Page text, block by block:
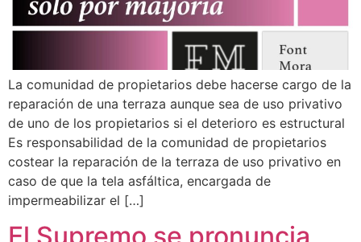
La comunidad de propietarios debe hacerse cargo de la
reparación de una terraza aunque sea de uso privativo
de uno de los propietarios si el deterioro es estructural
Es responsabilidad de la comunidad de propietarios
costear la reparación de la terraza de uso privativo en
caso de que la tela asfáltica, encargada de
impermeabilizar el […]